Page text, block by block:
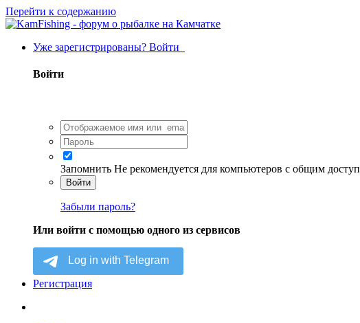
Перейти к содержанию
Уже зарегистрированы? Войти
Войти
Запомнить Не рекомендуется для компьютеров с общим
Войти
Забыли пароль?
Или войти с помощью одного из сервисов
Регистрация